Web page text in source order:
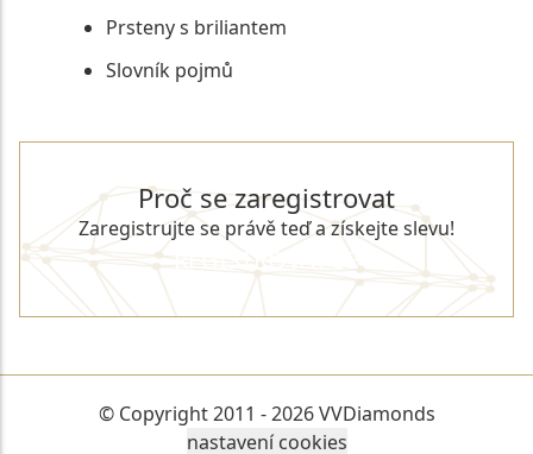
Prsteny s briliantem
Slovník pojmů
Proč se zaregistrovat
Zaregistrujte se právě teď a získejte slevu!
REGISTROVAT SE
© Copyright 2011 - 2026 VVDiamonds
nastavení cookies